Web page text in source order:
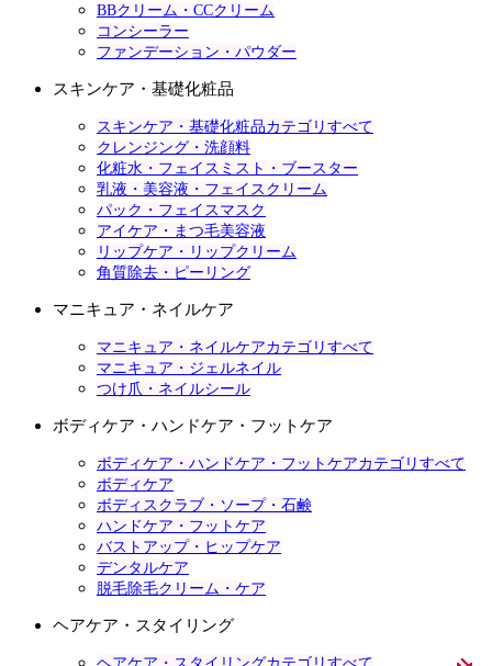
BBクリーム・CCクリーム
コンシーラー
ファンデーション・パウダー
スキンケア・基礎化粧品
スキンケア・基礎化粧品カテゴリすべて
クレンジング・洗顔料
化粧水・フェイスミスト・ブースター
乳液・美容液・フェイスクリーム
パック・フェイスマスク
アイケア・まつ毛美容液
リップケア・リップクリーム
角質除去・ピーリング
マニキュア・ネイルケア
マニキュア・ネイルケアカテゴリすべて
マニキュア・ジェルネイル
つけ爪・ネイルシール
ボディケア・ハンドケア・フットケア
ボディケア・ハンドケア・フットケアカテゴリすべて
ボディケア
ボディスクラブ・ソープ・石鹸
ハンドケア・フットケア
バストアップ・ヒップケア
デンタルケア
脱毛除毛クリーム・ケア
ヘアケア・スタイリング